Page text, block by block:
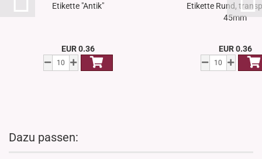
Etikette "Antik"
EUR 0.36
Etikette Rund,
45mm
EUR 0.36
Dazu passen: